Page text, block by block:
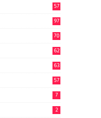
57
97
70
62
63
57
7
2